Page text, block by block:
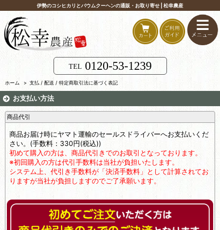
伊勢のコシヒカリとバウムクーヘンの通販・お取り寄せ | 松幸農産
TEL 0120-53-1239
ホーム > 支払 / 配送 / 特定商取引法に基づく表記
お支払い方法
商品代引
商品お届け時にヤマト運輸のセールスドライバーへお支払いくだ
さい。(手数料：330円(税込))
初めて購入の方は、商品代引きでのお取引となっております。
※初回購入の方は代引手数料は当社が負担いたします。
システム上、代引き手数料が「決済手数料」として計算されてお
りますが当社が負担しますのでご了承願います。